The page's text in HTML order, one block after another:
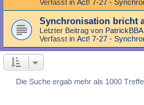
Verfasst in Act! 7-27 -
Synchronisation bricht
Letzter Beitrag von PatrickBBA
Verfasst in Act! 7-27 -
Die Suche ergab mehr als 1000